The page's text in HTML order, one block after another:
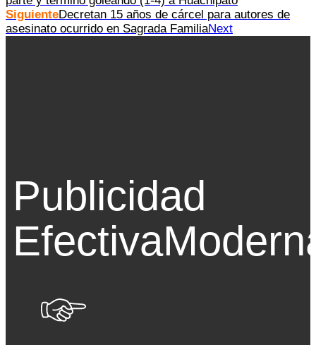
SiguienteDecretan 15 años de cárcel para autores de
asesinato ocurrido en Sagrada FamiliaNext
Publicidad
Efectiva